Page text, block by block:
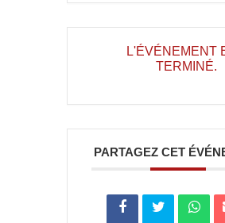
L'ÉVÉNEMENT
TERMINÉ.
PARTAGEZ CET